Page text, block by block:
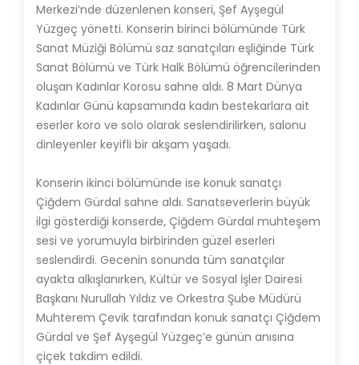
Merkezi’nde düzenlenen konseri, Şef Ayşegül
Yüzgeç yönetti. Konserin birinci bölümünde Türk
Sanat Müziği Bölümü saz sanatçıları eşliğinde Türk
Sanat Bölümü ve Türk Halk Bölümü öğrencilerinden
oluşan Kadınlar Korosu sahne aldı. 8 Mart Dünya
Kadınlar Günü kapsamında kadın bestekarlara ait
eserler koro ve solo olarak seslendirilirken, salonu
dinleyenler keyifli bir akşam yaşadı.
Konserin ikinci bölümünde ise konuk sanatçı
Çiğdem Gürdal sahne aldı. Sanatseverlerin büyük
ilgi gösterdiği konserde, Çiğdem Gürdal muhteşem
sesi ve yorumuyla birbirinden güzel eserleri
seslendirdi. Gecenin sonunda tüm sanatçılar
ayakta alkışlanırken, Kültür ve Sosyal İşler Dairesi
Başkanı Nurullah Yıldız ve Orkestra Şube Müdürü
Muhterem Çevik tarafından konuk sanatçı Çiğdem
Gürdal ve Şef Ayşegül Yüzgeç’e günün anısına
çiçek takdim edildi.